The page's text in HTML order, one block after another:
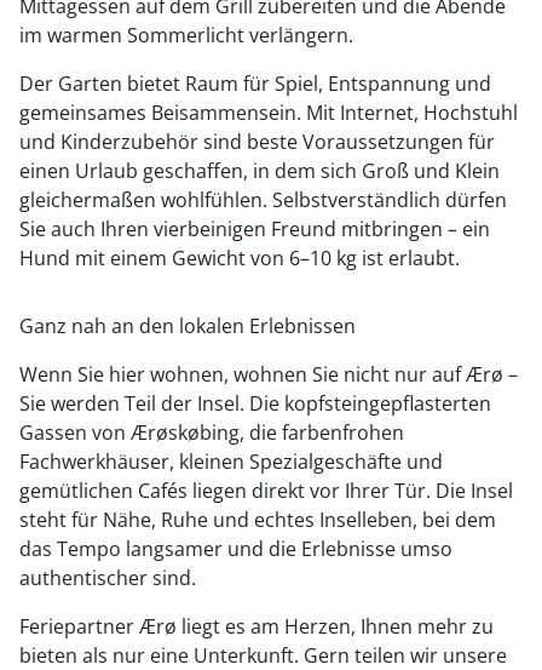
Mittagessen auf dem Grill zubereiten und die Abende
im warmen Sommerlicht verlängern.
Der Garten bietet Raum für Spiel, Entspannung und
gemeinsames Beisammensein. Mit Internet, Hochstuhl
und Kinderzubehör sind beste Voraussetzungen für
einen Urlaub geschaffen, in dem sich Groß und Klein
gleichermaßen wohlfühlen. Selbstverständlich dürfen
Sie auch Ihren vierbeinigen Freund mitbringen – ein
Hund mit einem Gewicht von 6–10 kg ist erlaubt.
Ganz nah an den lokalen Erlebnissen
Wenn Sie hier wohnen, wohnen Sie nicht nur auf Ærø –
Sie werden Teil der Insel. Die kopfsteingepflasterten
Gassen von Ærøskøbing, die farbenfrohen
Fachwerkhäuser, kleinen Spezialgeschäfte und
gemütlichen Cafés liegen direkt vor Ihrer Tür. Die Insel
steht für Nähe, Ruhe und echtes Inselleben, bei dem
das Tempo langsamer und die Erlebnisse umso
authentischer sind.
Feriepartner Ærø liegt es am Herzen, Ihnen mehr zu
bieten als nur eine Unterkunft. Gern teilen wir unsere